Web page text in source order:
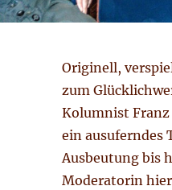
Originell,
zum
Kolumnist Franz
ein ausuferndes
Ausbeutung bis
Moderatorin